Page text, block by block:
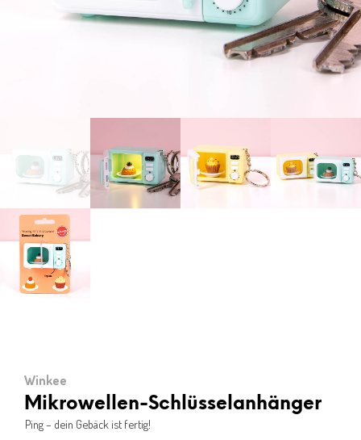
Winkee
Mikrowellen-Schlüsselanhänger
Ping – dein Gebäck ist fertig!